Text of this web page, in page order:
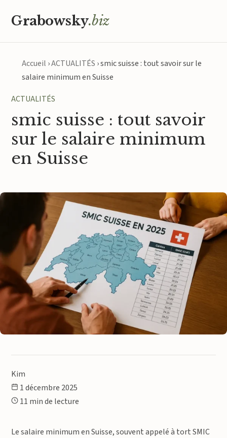
Grabowsky.biz
Accueil ›ACTUALITÉS ›smic suisse : tout savoir sur le
salaire minimum en Suisse
ACTUALITÉS
smic suisse : tout savoir
sur le salaire minimum
en Suisse
Kim
1 décembre 2025
11 min de lecture
Le salaire minimum en Suisse, souvent appelé à tort SMIC